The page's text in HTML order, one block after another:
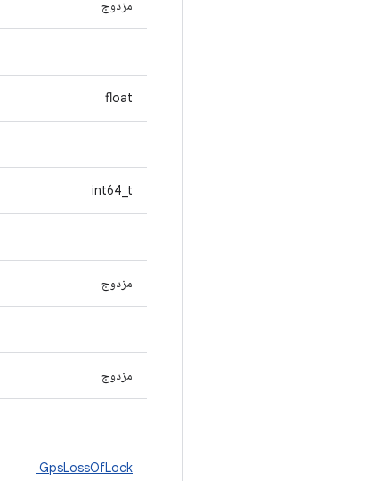
مزدوج
float
int64_t
مزدوج
مزدوج
GpsLossOfLock